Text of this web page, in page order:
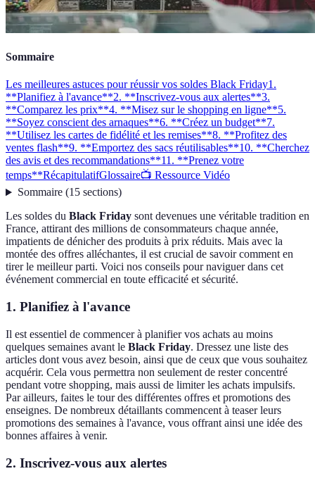
Sommaire
Les meilleures astuces pour réussir vos soldes Black Friday1.
**Planifiez à l'avance**2. **Inscrivez-vous aux alertes**3.
**Comparez les prix**4. **Misez sur le shopping en ligne**5.
**Soyez conscient des arnaques**6. **Créez un budget**7.
**Utilisez les cartes de fidélité et les remises**8. **Profitez des
ventes flash**9. **Emportez des sacs réutilisables**10. **Cherchez
des avis et des recommandations**11. **Prenez votre
temps**RécapitulatifGlossaire📺 Ressource Vidéo
Sommaire(15 sections)
Les soldes du Black Friday sont devenues une véritable tradition en
France, attirant des millions de consommateurs chaque année,
impatients de dénicher des produits à prix réduits. Mais avec la
montée des offres alléchantes, il est crucial de savoir comment en
tirer le meilleur parti. Voici nos conseils pour naviguer dans cet
événement commercial en toute efficacité et sécurité.
1. Planifiez à l'avance
Il est essentiel de commencer à planifier vos achats au moins
quelques semaines avant le Black Friday. Dressez une liste des
articles dont vous avez besoin, ainsi que de ceux que vous souhaitez
acquérir. Cela vous permettra non seulement de rester concentré
pendant votre shopping, mais aussi de limiter les achats impulsifs.
Par ailleurs, faites le tour des différentes offres et promotions des
enseignes. De nombreux détaillants commencent à teaser leurs
promotions des semaines à l'avance, vous offrant ainsi une idée des
bonnes affaires à venir.
2. Inscrivez-vous aux alertes